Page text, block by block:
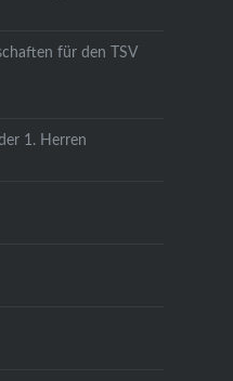
für den TSV
1. Herren